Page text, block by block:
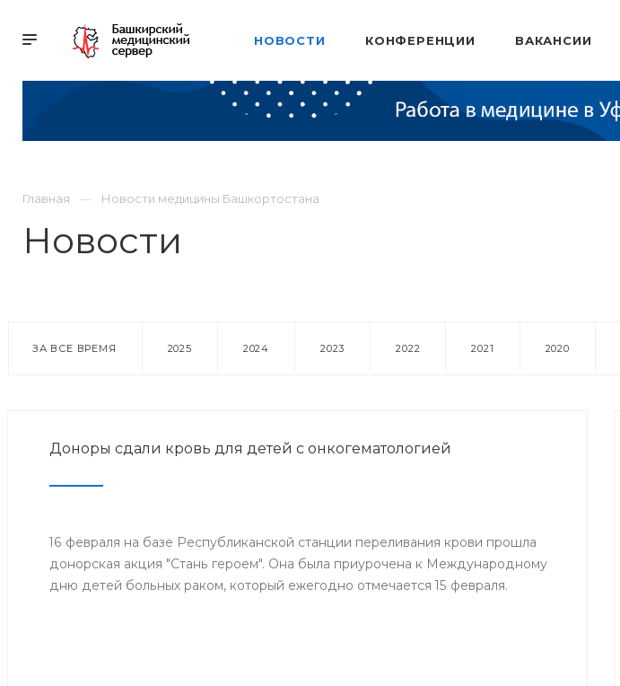
НОВОСТИ КОНФЕРЕНЦИИ ВАКАНСИИ
Главная Новости медицины Башкортостана
Новости
ЗА ВСЕ ВРЕМЯ 2025 2024 2023 2022 2021 2020
Доноры сдали кровь для детей с онкогематологией
16 февраля на базе Республиканской станции переливания крови прошла
донорская акция "Стань героем". Она была приурочена к Международному
дню детей больных раком, который ежегодно отмечается 15 февраля.